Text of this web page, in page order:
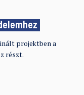
projektben a
részt.